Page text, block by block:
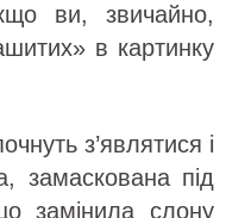
ви, звичайно,
в картинку
з’являтися і
замаскована під
замінила слону